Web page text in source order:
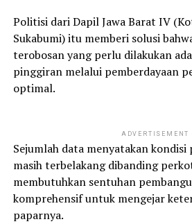
Politisi dari Dapil Jawa Barat IV
Sukabumi) itu memberi solusi
terobosan yang perlu dilakukan
pinggiran melalui pemberdayaan
optimal.
ADVERTISEMENT
Sejumlah data menyatakan kondisi
masih terbelakang dibanding
membutuhkan sentuhan
komprehensif untuk mengejar
paparnya.